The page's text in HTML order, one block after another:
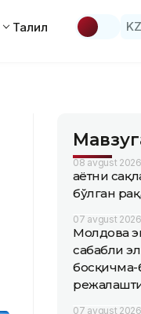
Таҳлил KZ
08 avgust
Ҳаётни
бўлган
07 avgust
Молдова
сабабли
07 avgust